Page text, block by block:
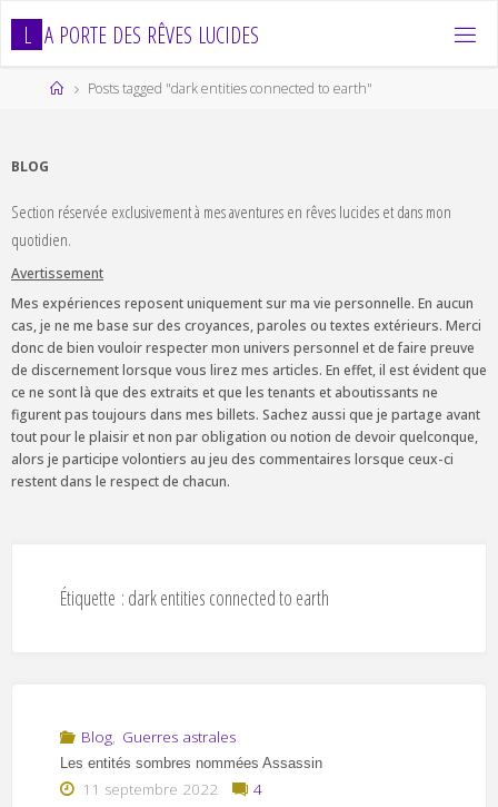
L A PORTE DES RÊVES LUCIDES
HomePosts tagged "dark entities connected to earth"
BLOG
Section réservée exclusivement à mes aventures en rêves lucides et dans mon
quotidien.
Avertissement
Mes expériences reposent uniquement sur ma vie personnelle. En aucun
cas, je ne me base sur des croyances, paroles ou textes extérieurs. Merci
donc de bien vouloir respecter mon univers personnel et de faire preuve
de discernement lorsque vous lirez mes articles. En effet, il est évident que
ce ne sont là que des extraits et que les tenants et aboutissants ne
figurent pas toujours dans mes billets. Sachez aussi que je partage avant
tout pour le plaisir et non par obligation ou notion de devoir quelconque,
alors je participe volontiers au jeu des commentaires lorsque ceux-ci
restent dans le respect de chacun.
Étiquette : dark entities connected to earth
Blog, Guerres astrales
Les entités sombres nommées Assassin
11 septembre 2022 4